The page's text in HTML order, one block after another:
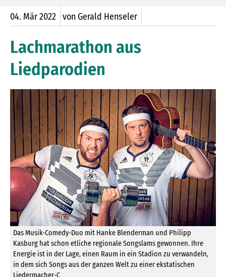
04. Mär2022 von Gerald Henseler
Lachmarathon aus
Liedparodien
Das Musik-Comedy-Duo mit Hanke Blenderman und Philipp
Kasburg hat schon etliche regionale Songslams gewonnen. Ihre
Energie ist in der Lage, einen Raum in ein Stadion zu verwandeln,
in dem sich Songs aus der ganzen Welt zu einer ekstatischen